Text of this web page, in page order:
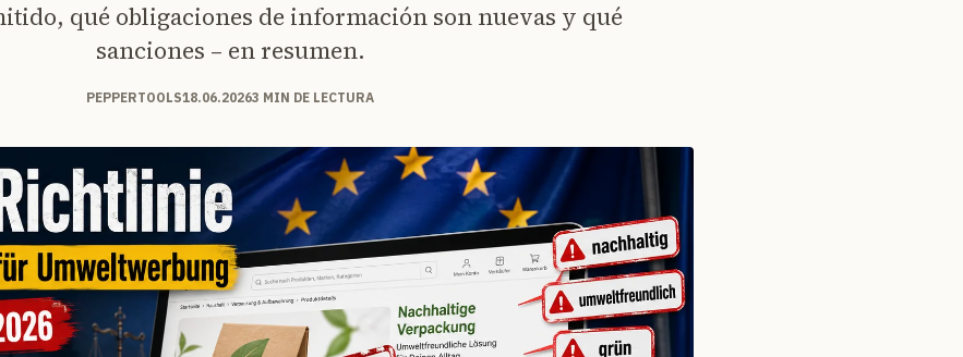
qué obligaciones de información son nuevas y qué
sanciones – en resumen.
PEPPERTOOLS18.06.20263 MIN DE LECTURA